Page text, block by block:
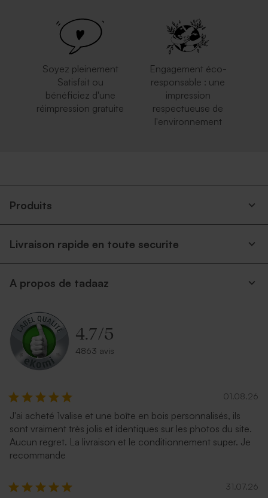
Soyez pleinement
Satisfait ou
bénéficiez d'une
réimpression gratuite
Engagement éco-
responsable : une
impression
respectueuse de
l'environnement
Produits
Livraison rapide en toute securite
A propos de tadaaz
4.7/5
4863 avis
01.08.26
J'ai acheté 1valise et une boîte en bois personnalisés, ils
sont vraiment très jolis et identiques sur les photos du site.
Aucun regret. La livraison et le conditionnement super. Je
recommande
31.07.26